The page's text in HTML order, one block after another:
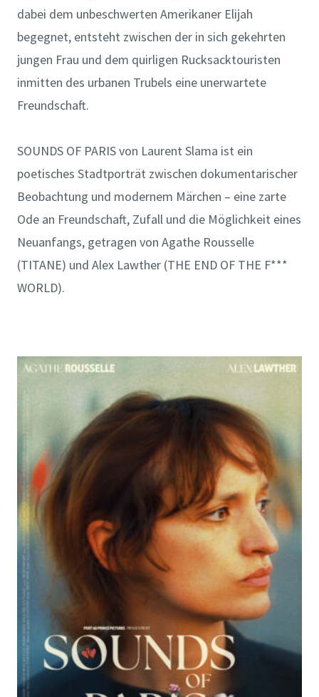
dabei dem unbeschwerten Amerikaner Elijah
begegnet, entsteht zwischen der in sich gekehrten
jungen Frau und dem quirligen Rucksacktouristen
inmitten des urbanen Trubels eine unerwartete
Freundschaft.
SOUNDS OF PARIS von Laurent Slama ist ein
poetisches Stadtporträt zwischen dokumentarischer
Beobachtung und modernem Märchen – eine zarte
Ode an Freundschaft, Zufall und die Möglichkeit eines
Neuanfangs, getragen von Agathe Rousselle
(TITANE) und Alex Lawther (THE END OF THE F***
WORLD).